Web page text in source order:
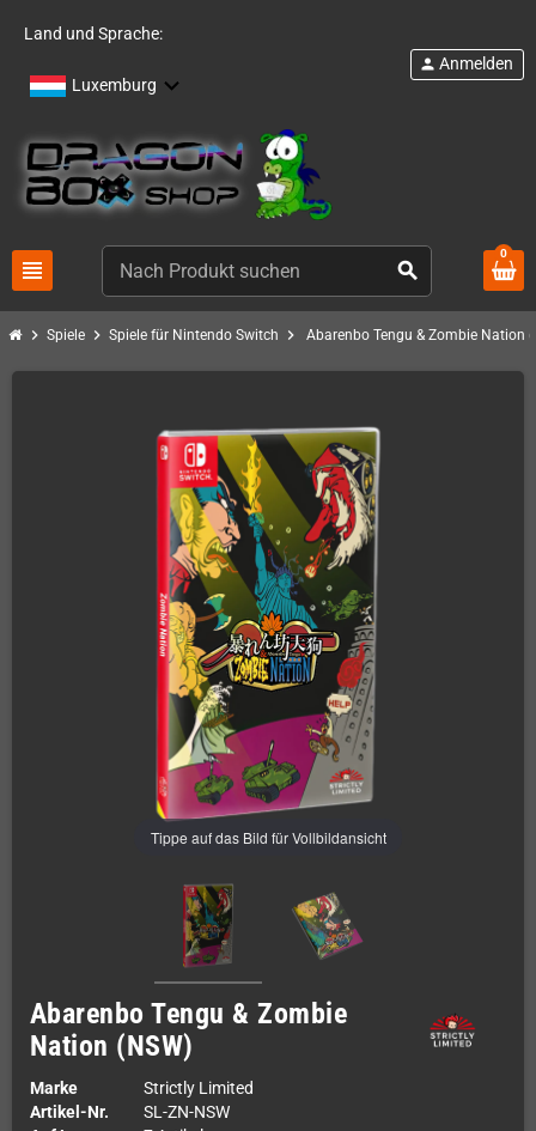
Land und Sprache:
Luxemburg
view_headline search
person Anmelden
0
chevron_right Spiele chevron_right Spiele für Nintendo Switch chevron_right Abarenbo Tengu & Zombie Nation
Tippe auf das Bild für Vollbildansicht
Abarenbo Tengu & Zombie
Nation (NSW)
Marke
Strictly Limited
Artikel-Nr.
SL-ZN-NSW